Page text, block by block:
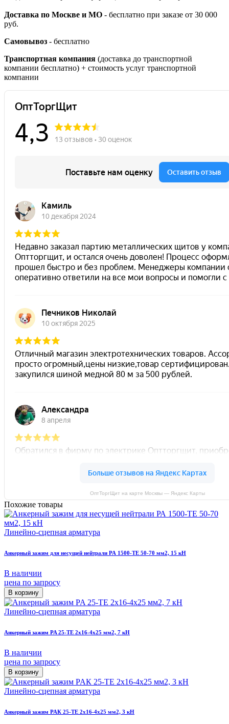
Доставка по Москве и МО - бесплатно при заказе от 30 000
руб.
Самовывоз - бесплатно
Транспортная компания (доставка до транспортной
компании бесплатно) + стоимость услуг транспортной
компании
ОптТоргЩит на карте Москвы — Яндекс Карты
Похожие товары
Линейно-сцепная арматура
Анкерный зажим для несущей нейтрали РА 1500-TE 50-70 мм2, 15 кН
В наличии
цена по запросу
В корзину
Линейно-сцепная арматура
Анкерный зажим PA 25-TE 2х16-4х25 мм2, 7 кН
В наличии
цена по запросу
В корзину
Линейно-сцепная арматура
Анкерный зажим PAК 25-TE 2х16-4х25 мм2, 3 кН